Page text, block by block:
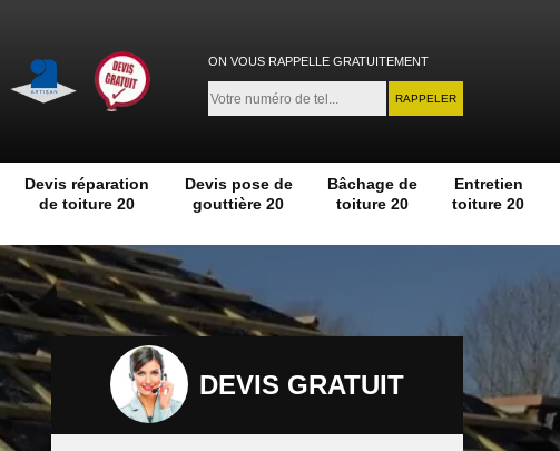
ON VOUS RAPPELLE GRATUITEMENT
Devis réparation
de toiture 20
Devis pose de
gouttière 20
Bâchage de
toiture 20
Entretien
toiture 20
DEVIS GRATUIT